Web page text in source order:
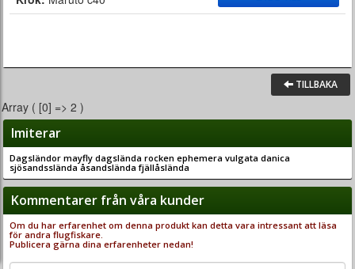
TILLBAKA
Array ( [0] => 2 )
Imiterar
Dagsländor mayfly dagslända rocken ephemera vulgata danica
sjösandsslända åsandslända fjällåslända
Kommentarer från våra kunder
Om du har erfarenhet om denna produkt kan detta vara intressant att läsa
för andra flugfiskare.
Publicera gärna dina erfarenheter nedan!